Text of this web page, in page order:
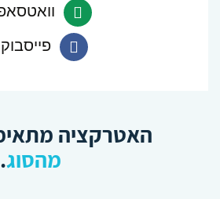
פייסבוק
האטרקציה
מהסוג